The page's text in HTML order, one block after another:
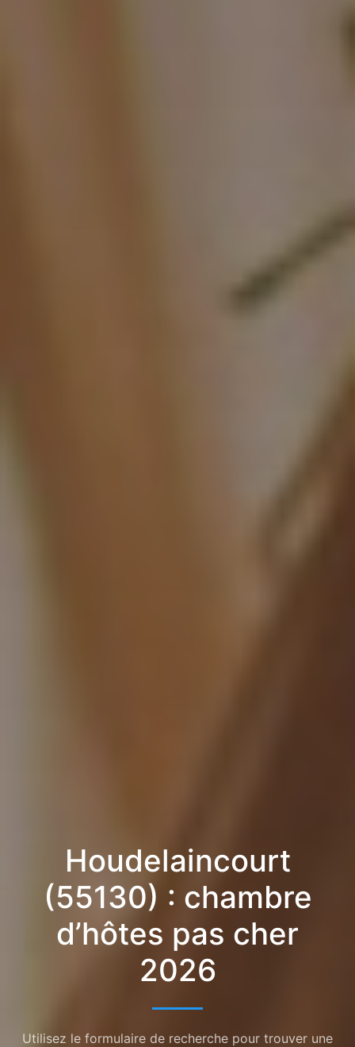
Houdelaincourt
(55130) : chambre
d’hôtes pas cher
2026
Utilisez le formulaire de recherche pour trouver une